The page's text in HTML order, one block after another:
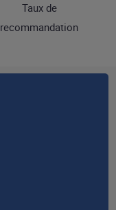
Taux de
recommandation